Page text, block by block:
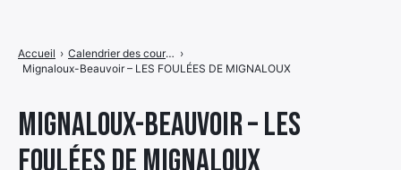
Mignaloux-Beauvoir – LES
FOULÉES DE MIGNALOUX
Accueil › Calendrier des courses ›
Mignaloux-Beauvoir – LES FOULÉES DE MIGNALOUX
de
menu
Élément
de
menu
Élément
de
menu